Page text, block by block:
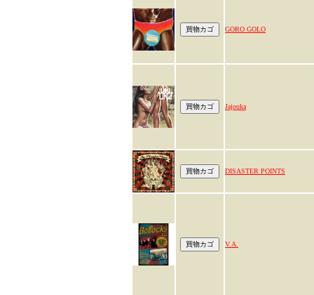
GORO GOLO
Jajouka
DISASTER POINTS
V.A.